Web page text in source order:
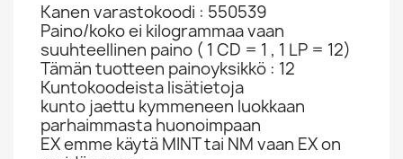
Kanen varastokoodi : 550539
Paino/koko ei kilogrammaa vaan
suuhteellinen paino ( 1 CD = 1 , 1 LP = 12)
Tämän tuotteen painoyksikkö : 12
Kuntokoodeista lisätietoja
kunto jaettu kymmeneen luokkaan
parhaimmasta huonoimpaan
EX emme käytä MINT tai NM vaan EX on